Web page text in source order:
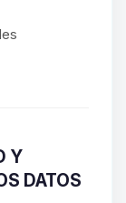
Y
DATOS